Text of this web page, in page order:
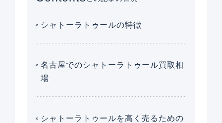
シャトーラトゥールの特徴
名古屋でのシャトーラトゥール買取相
場
シャトーラトゥールを高く売るための